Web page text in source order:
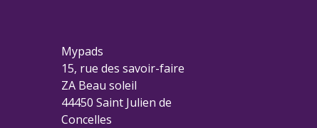
Mypads
15, rue des savoir-faire
ZA Beau soleil
44450 Saint Julien de
Concelles